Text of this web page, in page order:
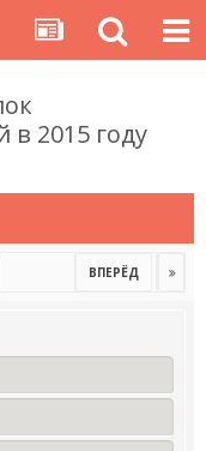
в 2015 году
ВПЕРЁД